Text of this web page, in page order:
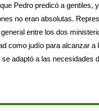
Pedro predicó a gentiles,
no eran absolutas.
entre los dos
como judío para alcanzar a
adaptó a las necesidades